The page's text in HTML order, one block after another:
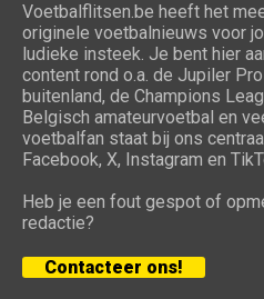
Voetbalflitsen.be heeft het
originele voetbalnieuws voor
ludieke insteek. Je bent hier
content rond o.a. de Jupiler
buitenland, de Champions
Belgisch amateurvoetbal en
voetbalfan staat bij ons
Facebook, X, Instagram en
Heb je een fout gespot of
redactie?
Contacteer ons!